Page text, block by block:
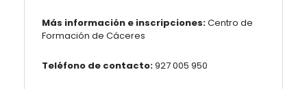
Más información e inscripciones:Centro de
Formación de Cáceres
Teléfono de contacto:927 005 950